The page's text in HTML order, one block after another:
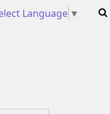
Language ▼